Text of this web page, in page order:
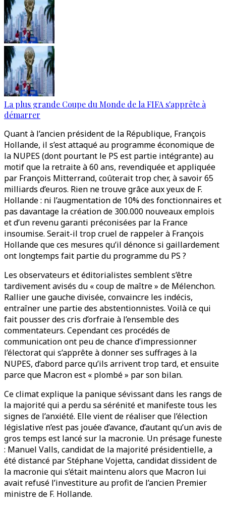
La plus grande Coupe du Monde de la FIFA s'apprête à
démarrer
Quant à l’ancien président de la République, François
Hollande, il s’est attaqué au programme économique de
la NUPES (dont pourtant le PS est partie intégrante) au
motif que la retraite à 60 ans, revendiquée et appliquée
par François Mitterrand, coûterait trop cher, à savoir 65
milliards d’euros. Rien ne trouve grâce aux yeux de F.
Hollande : ni l’augmentation de 10% des fonctionnaires et
pas davantage la création de 300.000 nouveaux emplois
et d’un revenu garanti préconisées par la France
insoumise. Serait-il trop cruel de rappeler à François
Hollande que ces mesures qu’il dénonce si gaillardement
ont longtemps fait partie du programme du PS ?
Les observateurs et éditorialistes semblent s’être
tardivement avisés du « coup de maître » de Mélenchon.
Rallier une gauche divisée, convaincre les indécis,
entraîner une partie des abstentionnistes. Voilà ce qui
fait pousser des cris d’orfraie à l’ensemble des
commentateurs. Cependant ces procédés de
communication ont peu de chance d’impressionner
l’électorat qui s’apprête à donner ses suffrages à la
NUPES, d’abord parce qu’ils arrivent trop tard, et ensuite
parce que Macron est « plombé » par son bilan.
Ce climat explique la panique sévissant dans les rangs de
la majorité qui a perdu sa sérénité et manifeste tous les
signes de l’anxiété. Elle vient de réaliser que l’élection
législative n’est pas jouée d’avance, d’autant qu’un avis de
gros temps est lancé sur la macronie. Un présage funeste
: Manuel Valls, candidat de la majorité présidentielle, a
été distancé par Stéphane Vojetta, candidat dissident de
la macronie qui s’était maintenu alors que Macron lui
avait refusé l’investiture au profit de l’ancien Premier
ministre de F. Hollande.